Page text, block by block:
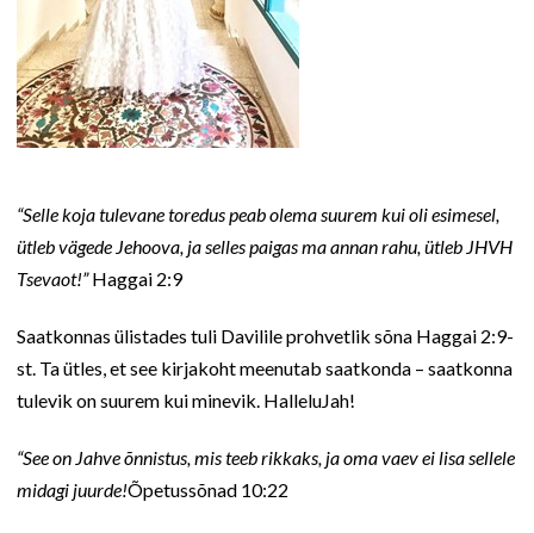
“Selle koja tulevane toredus peab olema suurem kui oli esimesel,
ütleb vägede Jehoova, ja selles paigas ma annan rahu, ütleb JHVH
Tsevaot!”Haggai 2:9
Saatkonnas ülistades tuli Davilile prohvetlik sõna Haggai 2:9-
st. Ta ütles, et see kirjakoht meenutab saatkonda – saatkonna
tulevik on suurem kui minevik. HalleluJah!
“See on Jahve õnnistus, mis teeb rikkaks, ja oma vaev ei lisa sellele
midagi juurde!Õpetussõnad 10:22